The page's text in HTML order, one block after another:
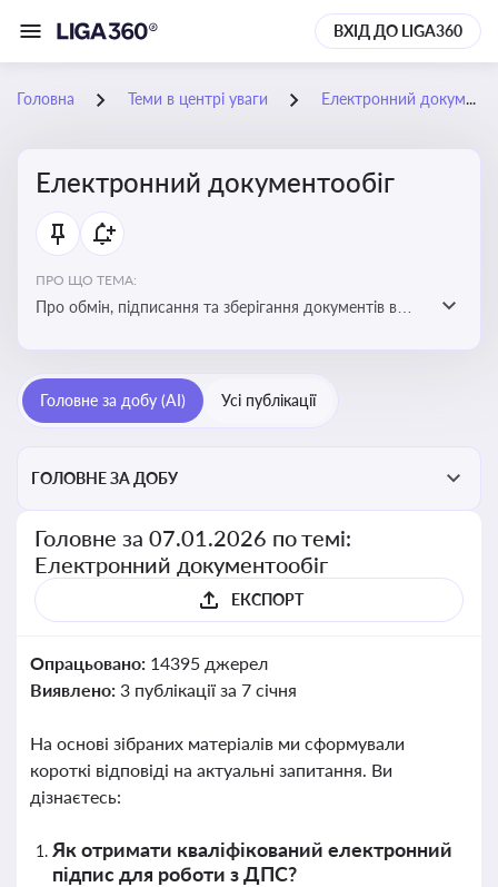
ВХІД ДО LIGA360
Головна Теми в центрі уваги Електронний документообіг
Електронний документообіг
ПРО ЩО ТЕМА:
Про обмін, підписання та зберігання документів в
Головне за добу (AI) Усі публікації
ГОЛОВНЕ ЗА ДОБУ
Головне за 07.01.2026 по темі:
Електронний документообіг
ЕКСПОРТ
Опрацьовано: 14395 джерел
Виявлено: 3 публікації за 7 січня
На основі зібраних матеріалів ми сформували
короткі відповіді на актуальні запитання. Ви
дізнаєтесь:
Як отримати кваліфікований електронний
підпис для роботи з ДПС?